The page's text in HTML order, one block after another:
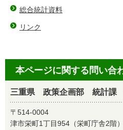
総合統計資料
リンク
本ページに関する問い合
三重県 政策企画部 統計課
〒514-0004
津市栄町1丁目954（栄町庁舎2階）